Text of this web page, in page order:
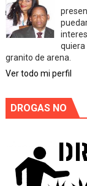
quiera
granito de arena.
Ver todo mi perfil
DROGAS NO